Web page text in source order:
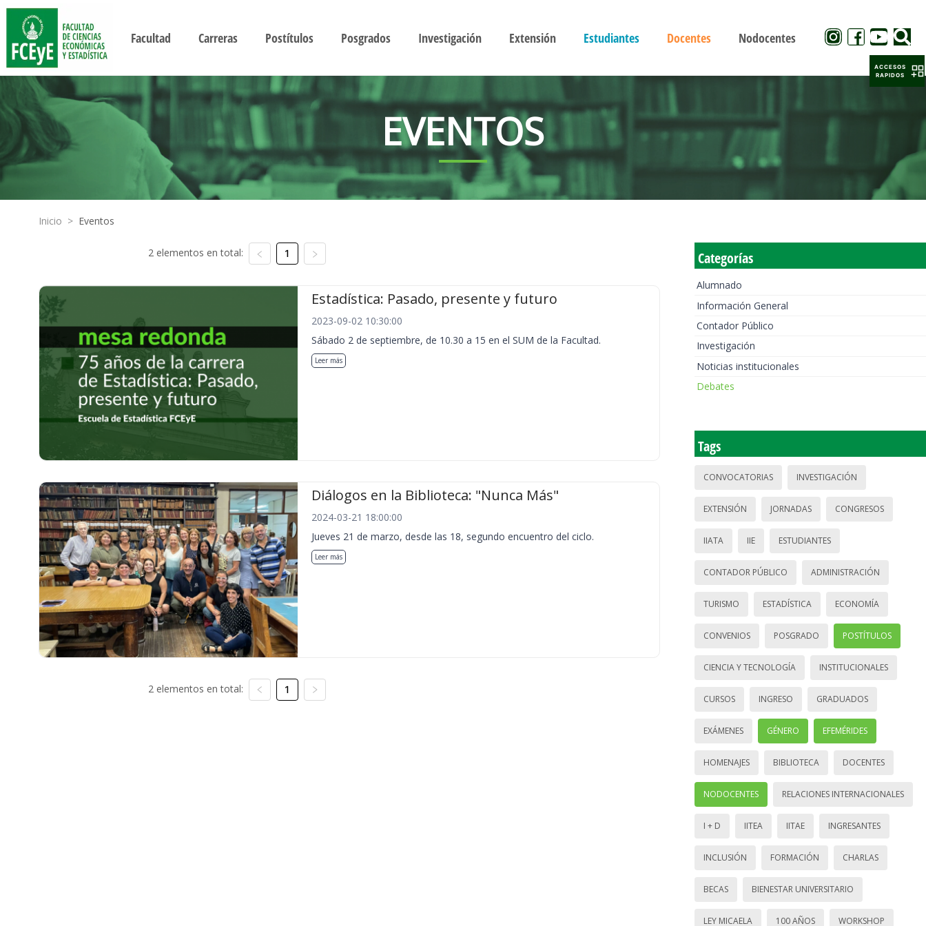
Facultad Carreras Postítulos Posgrados Investigación Extensión Estudiantes Docentes Nodocentes
EVENTOS
Inicio > Eventos
2 elementos en total: 1
Estadística: Pasado, presente y futuro
2023-09-02 10:30:00
Sábado 2 de septiembre, de 10.30 a 15 en el SUM de la Facultad.
Leer más
Diálogos en la Biblioteca: "Nunca Más"
2024-03-21 18:00:00
Jueves 21 de marzo, desde las 18, segundo encuentro del ciclo.
Leer más
2 elementos en total: 1
Categorías
Alumnado
Información General
Contador Público
Investigación
Noticias institucionales
Debates
Tags
CONVOCATORIAS INVESTIGACIÓN
EXTENSIÓN JORNADAS CONGRESOS
IIATA IIE ESTUDIANTES
CONTADOR PÚBLICO ADMINISTRACIÓN
TURISMO ESTADÍSTICA ECONOMÍA
CONVENIOS POSGRADO POSTÍTULOS
CIENCIA Y TECNOLOGÍA INSTITUCIONALES
CURSOS INGRESO GRADUADOS
EXÁMENES GÉNERO EFEMÉRIDES
HOMENAJES BIBLIOTECA DOCENTES
NODOCENTES RELACIONES INTERNACIONALES
I + D IITEA IITAE INGRESANTES
INCLUSIÓN FORMACIÓN CHARLAS
BECAS BIENESTAR UNIVERSITARIO
LEY MICAELA 100 AÑOS WORKSHOP
ACCESOS
RAPIDOS